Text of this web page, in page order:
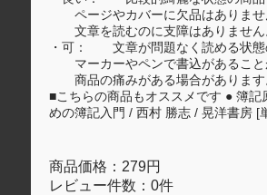
ページやカバーに欠品はありませ
文章を読むのに支障はありません
・可： 文章が問題なく読める状態
マーカーやペンで書込があること
商品の痛みがある場合があります
■こちらの商品もオススメです ● 簿記
めの簿記入門 / 西村 勝志 / 晃洋書房 [
商品価格：279円
レビュー件数：0件